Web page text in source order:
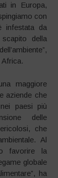
in Europa,
con
infestata da
della
maggiore
aziende che
paesi più
delle
che
Al
favorire la
globale
ha